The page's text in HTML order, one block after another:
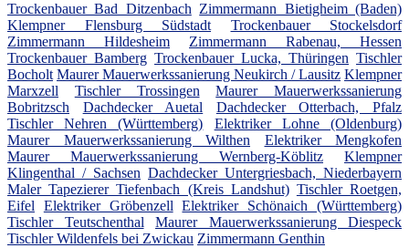
Trockenbauer Bad Ditzenbach Zimmermann Bietigheim (Baden)
Klempner Flensburg Südstadt
Trockenbauer Stockelsdorf
Zimmermann Hildesheim
Zimmermann Rabenau, Hessen
Trockenbauer Bamberg Trockenbauer Lucka, Thüringen Tischler
Bocholt Maurer Mauerwerkssanierung Neukirch / Lausitz Klempner
Marxzell
Tischler Trossingen
Maurer Mauerwerkssanierung
Bobritzsch
Dachdecker Auetal
Dachdecker Otterbach, Pfalz
Tischler Nehren (Württemberg)
Elektriker Lohne (Oldenburg)
Maurer Mauerwerkssanierung Wilthen
Elektriker Mengkofen
Maurer Mauerwerkssanierung Wernberg-Köblitz
Klempner
Klingenthal / Sachsen Dachdecker Untergriesbach, Niederbayern
Maler Tapezierer Tiefenbach (Kreis Landshut) Tischler Roetgen,
Eifel
Elektriker Gröbenzell
Elektriker Schönaich (Württemberg)
Tischler Teutschenthal
Maurer Mauerwerkssanierung Diespeck
Tischler Wildenfels bei Zwickau Zimmermann Genthin